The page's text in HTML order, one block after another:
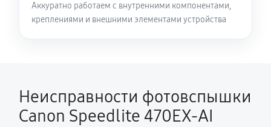
Аккуратно работаем с внутренними компонентами,
креплениями и внешними элементами устройства
Неисправности фотовспышки
Canon Speedlite 470EX-AI